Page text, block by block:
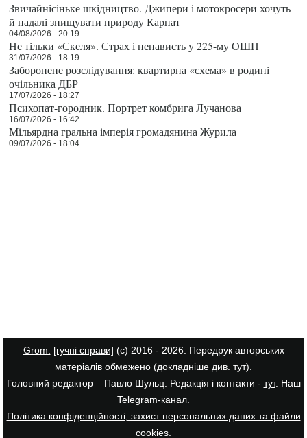
Звичайнісіньке шкідництво. Джипери і мотокросери хочуть
й надалі знищувати природу Карпат
04/08/2026 - 20:19
Не тільки «Скеля». Страх і ненависть у 225-му ОШП
31/07/2026 - 18:19
Заборонене розслідування: квартирна «схема» в родині
очільника ДБР
17/07/2026 - 18:27
Психопат-городник. Портрет комбрига Лучанова
16/07/2026 - 16:42
Мільярдна гральна імперія громадянина Журила
09/07/2026 - 18:04
Grom. [гучні справи] (с) 2016 - 2026. Передрук авторських
матеріалів обмежено (докладніше див. тут).
Головний редактор – Павло Шульц. Редакція і контакти - тут. Наш
Telegram-канал
Політика конфіденційності, захист персональних даних та файли
cookies